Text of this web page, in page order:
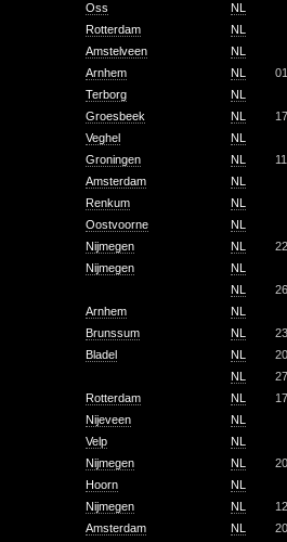
Oss
NL
Rotterdam
NL
Amstelveen
NL
Arnhem NL
Terborg
NL
Groesbeek NL
Veghel
NL
Groningen NL
Amsterdam
NL
Renkum
NL
Oostvoorne
NL
Nijmegen NL
Nijmegen
NL
NL
Arnhem
NL
Brunssum NL
Bladel NL
NL
Rotterdam NL
Nijeveen
NL
Velp
NL
Nijmegen NL
Hoorn
NL
Nijmegen NL
Amsterdam NL